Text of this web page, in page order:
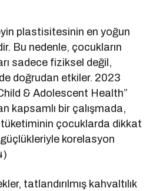
plastisitesinin en yoğun
Bu nedenle, çocukların
sadece fiziksel değil,
doğrudan etkiler. 2023
& Adolescent Health”
kapsamlı bir çalışmada,
çocuklarda dikkat
korelasyon
tatlandırılmış kahvaltılık